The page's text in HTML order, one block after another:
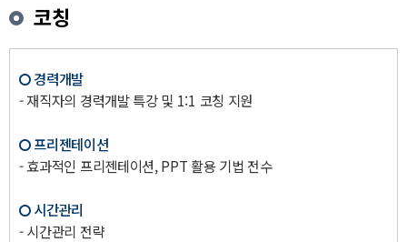
코칭
경력개발
- 재직자의 경력개발 특강 및 1:1 코칭 지원
프리젠테이션
- 효과적인 프리젠테이션, PPT 활용 기법 전수
시간관리
- 시간관리 전략